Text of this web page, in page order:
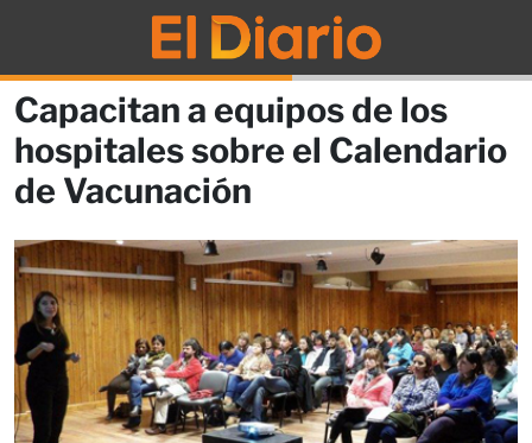
Capacitan a equipos de los
hospitales sobre el Calendario
de Vacunación